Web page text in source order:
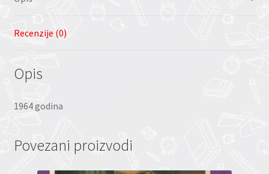
Recenzije (0)
Opis
1964 godina
Povezani proizvodi